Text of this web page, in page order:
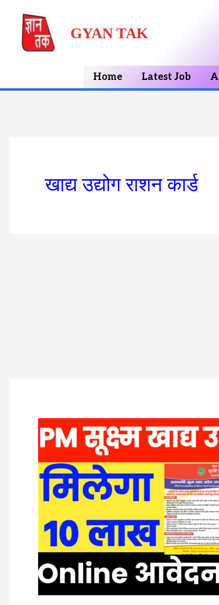
Skip
content
GYAN TAK
Home Latest Job
खाद्य उद्योग राशन कार्ड
प्रधानमंत्री
सूक्ष्म
खाद्य
उद्योग
योजना
सरकार